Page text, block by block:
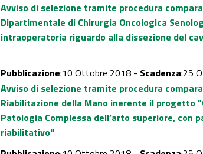
Avviso di selezione tramite procedura
Dipartimentale di Chirurgia Oncologica
intraoperatoria riguardo alla dissezione del
Pubblicazione:10 Ottobre 2018 - Scadenza:25
Avviso di selezione tramite procedura
Riabilitazione della Mano inerente il progetto
Patologia Complessa dell’arto superiore,
riabilitativo"